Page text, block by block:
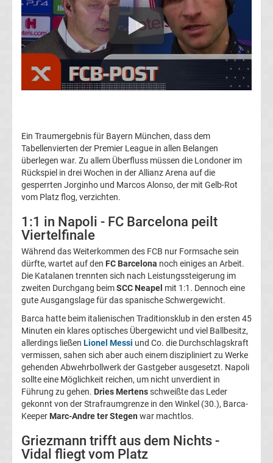
Transfergerüchte
Transferticker
vom
Transfermarkt
Trainerentlassungen
Bundesliga
Porträts
Fußballklubs
Champions
League
Alle
Trainer
Champions
League
Ein Traumergebnis für Bayern München, dass dem
Tabellenvierten der Premier League in allen Belangen
überlegen war. Zu allem Überfluss müssen die Londoner im
Rückspiel in drei Wochen in der Allianz Arena auf die
gesperrten Jorginho und Marcos Alonso, der mit Gelb-Rot
vom Platz flog, verzichten.
1:1 in Napoli - FC Barcelona peilt
Viertelfinale
Während das Weiterkommen des FCB nur Formsache sein
dürfte, wartet auf den FC Barcelona noch einiges an Arbeit.
Die Katalanen trennten sich nach Leistungssteigerung im
zweiten Durchgang beimSCC Neapel mit 1:1. Dennoch eine
gute Ausgangslage für das spanische Schwergewicht.
Barca hatte beim italienischen Traditionsklub in den ersten 45
Minuten ein klares optisches Übergewicht und viel Ballbesitz,
allerdings ließen Lionel Messi und Co. die Durchschlagskraft
vermissen, sahen sich aber auch einem diszipliniert zu Werke
gehenden Abwehrbollwerk der Gastgeber ausgesetzt. Napoli
sollte eine Möglichkeit reichen, um nicht unverdient in
Führung zu gehen. Dries Mertensschweißte das Leder
gekonnt von der Strafraumgrenze in den Winkel (30.), Barca-
Keeper Marc-Andre ter Stegen war machtlos.
Griezmann trifft aus dem Nichts -
Vidal fliegt vom Platz